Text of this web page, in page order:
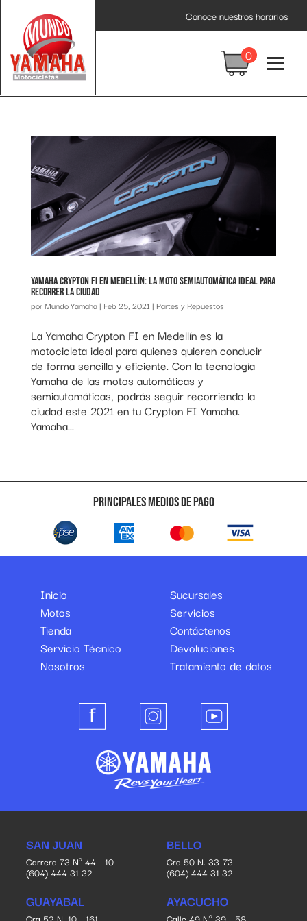
Conoce nuestros horarios
0
Yamaha Crypton FI en Medellín: la moto semiautomática ideal para
recorrer la ciudad
porMundo Yamaha| Feb 25, 2021 | Partes y Repuestos
La Yamaha Crypton FI en Medellín es la
motocicleta ideal para quienes quieren conducir
de forma sencilla y eficiente. Con la tecnología
Yamaha de las motos automáticas y
semiautomáticas, podrás seguir recorriendo la
ciudad este 2021 en tu Crypton FI Yamaha.
Yamaha...
Principales medios de pago
Inicio
Motos
Tienda
Servicio Técnico
Nosotros
Sucursales
Servicios
Contáctenos
Devoluciones
Tratamiento de datos
SAN JUAN
Carrera 73 Nº 44 - 10
(604) 444 31 32
BELLO
Cra 50 N. 33-73
(604) 444 31 32
GUAYABAL AYACUCHO